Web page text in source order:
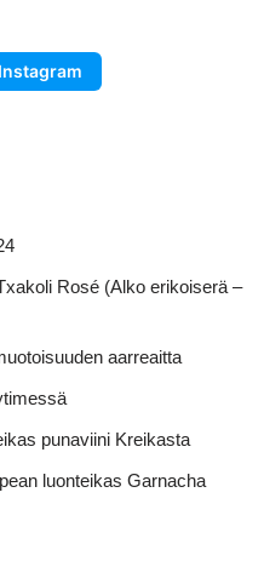
Rosé (Alko erikoiserä –
aarreaitta
punaviini Kreikasta
luonteikas Garnacha